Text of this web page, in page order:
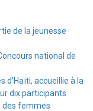
de la jeunesse
national de
d’Haïti, accueillie à la
dix participants
des femmes